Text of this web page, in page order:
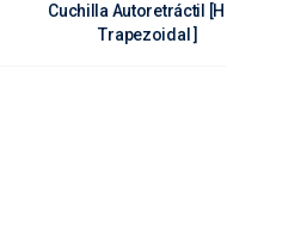
Cuchilla Autoretráctil [Hoja
Trapezoidal ]